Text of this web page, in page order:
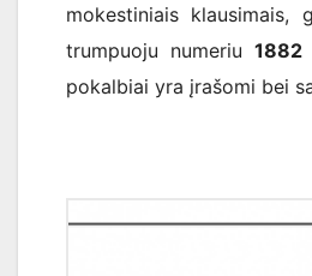
mokestiniais klausimais,
trumpuoju numeriu 1882
pokalbiai yra įrašomi bei